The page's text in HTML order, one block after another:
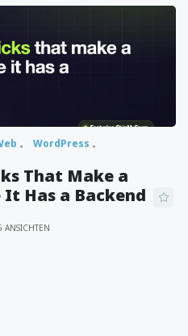
WordPress
That Make a
Has a Backend
ANSICHTEN